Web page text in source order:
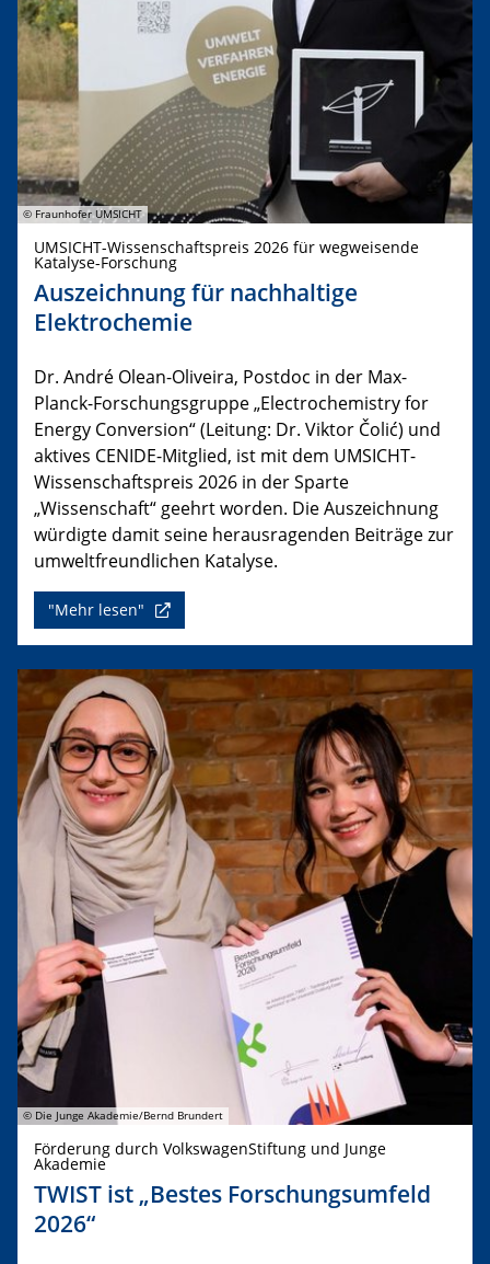
© Fraunhofer UMSICHT
UMSICHT-Wissenschaftspreis 2026 für wegweisende
Katalyse-Forschung
Auszeichnung für nachhaltige
Elektrochemie
Dr. André Olean-Oliveira, Postdoc in der Max-
Planck-Forschungsgruppe „Electrochemistry for
Energy Conversion“ (Leitung: Dr. Viktor Čolić) und
aktives CENIDE-Mitglied, ist mit dem UMSICHT-
Wissenschaftspreis 2026 in der Sparte
„Wissenschaft“ geehrt worden. Die Auszeichnung
würdigte damit seine herausragenden Beiträge zur
umweltfreundlichen Katalyse.
"Mehr lesen"
© Die Junge Akademie/Bernd Brundert
Förderung durch VolkswagenStiftung und Junge
Akademie
TWIST ist „Bestes Forschungsumfeld
2026“